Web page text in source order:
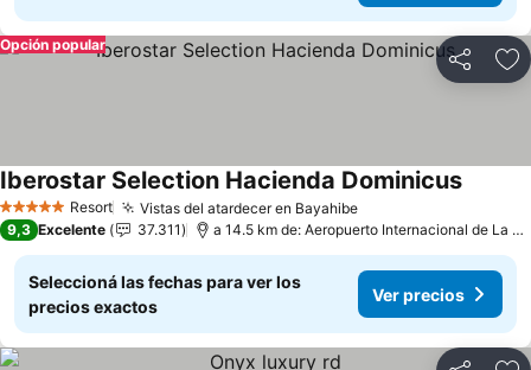
Compartir
Opción popular
5 Estrellas Resort Vistas del atardecer en Bayahibe
Iberostar Selection Hacienda Dominicus
9,3 Excelente 37.311 a 14.5 km de: Aeropuerto Internacional de La Romana
Seleccioná las fechas para ver los
precios exactos
Ver precios